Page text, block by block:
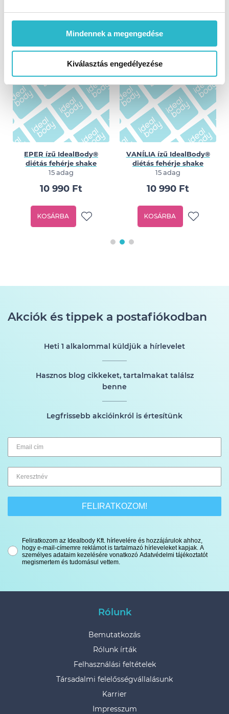
Mindennek a megengedése
Kiválasztás engedélyezése
turmixporok
EPER ízű IdealBody®
diétás fehérje shake
15 adag
10 990 Ft
KOSÁRBA
VANÍLIA ízű IdealBody®
diétás fehérje shake
15 adag
10 990 Ft
KOSÁRBA
Akciók és tippek a postafiókodban
Heti 1 alkalommal küldjük a hírlevelet
Hasznos blog cikkeket, tartalmakat találsz
benne
Legfrissebb akcióinkról is értesítünk
FELIRATKOZOM!
Feliratkozom az Idealbody Kft. hírlevelére és hozzájárulok ahhoz,
hogy e-mail-címemre reklámot is tartalmazó hírleveleket kapjak. A
személyes adataim kezelésére vonatkozó Adatvédelmi tájékoztatót
megismertem és tudomásul vettem.
Rólunk
Bemutatkozás
Rólunk írták
Felhasználási feltételek
Társadalmi felelősségvállalásunk
Karrier
Impresszum